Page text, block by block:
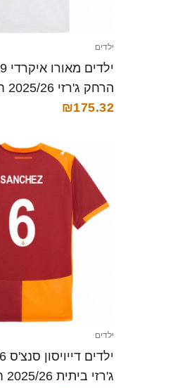
ילדים
הרחק ג'רזי 2025/26 חולצה קצרה
₪175.32
ילדים
ג'רזי ביתית 2025/26 חולצה קצרה